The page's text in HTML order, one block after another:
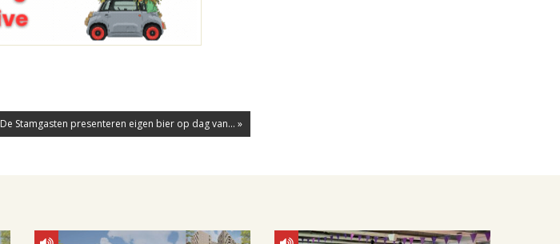
De Stamgasten presenteren eigen bier op dag van... »